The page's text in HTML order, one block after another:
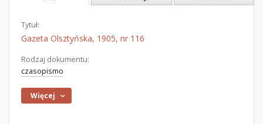
Tytuł:
Gazeta Olsztyńska, 1905, nr 116
Rodzaj dokumentu:
czasopismo
Więcej